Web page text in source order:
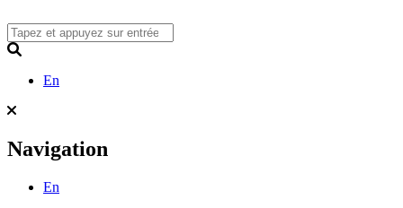
to
content
En
Navigation
En